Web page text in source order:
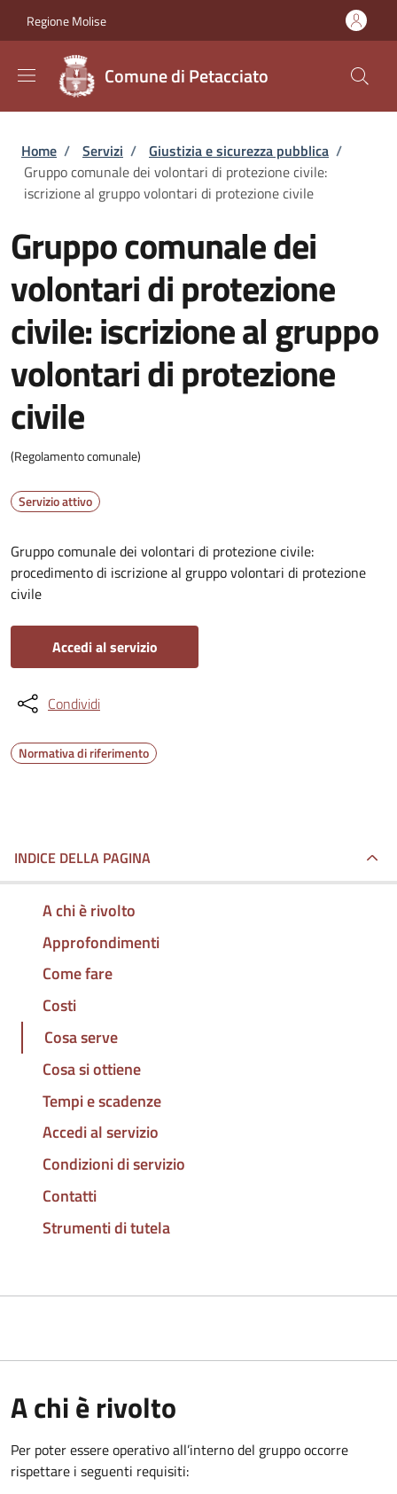
Regione Molise
Comune di Petacciato
Briciole di pane
Home / Servizi / Giustizia e sicurezza pubblica /
Gruppo comunale dei volontari di protezione civile:
iscrizione al gruppo volontari di protezione civile
Gruppo comunale dei
volontari di protezione
civile: iscrizione al gruppo
volontari di protezione
civile
(Regolamento comunale)
Servizio attivo
Gruppo comunale dei volontari di protezione civile:
procedimento di iscrizione al gruppo volontari di protezione
civile
Accedi al servizio
Condividi
Normativa di riferimento
INDICE DELLA PAGINA
A chi è rivolto
Approfondimenti
Come fare
Costi
Cosa serve
Cosa si ottiene
Tempi e scadenze
Accedi al servizio
Condizioni di servizio
Contatti
Strumenti di tutela
A chi è rivolto
Per poter essere operativo all’interno del gruppo occorre
rispettare i seguenti requisiti: